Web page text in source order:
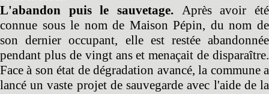
L'abandon puis le sauvetage. Après avoir été
connue sous le nom de Maison Pépin, du nom de
son dernier occupant, elle est restée abandonnée
pendant plus de vingt ans et menaçait de disparaître.
Face à son état de dégradation avancé, la commune a
lancé un vaste projet de sauvegarde avec l'aide de la